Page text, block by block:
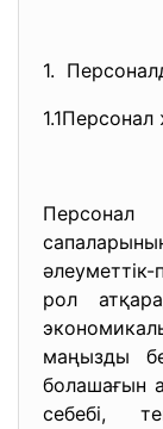
1.
рол
маңызды
болашағын
себебі,